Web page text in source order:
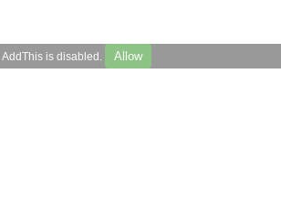
AddThis is disabled. Allow